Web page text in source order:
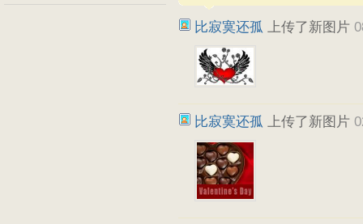
比寂寞还孤 上传了新图片
比寂寞还孤 上传了新图片